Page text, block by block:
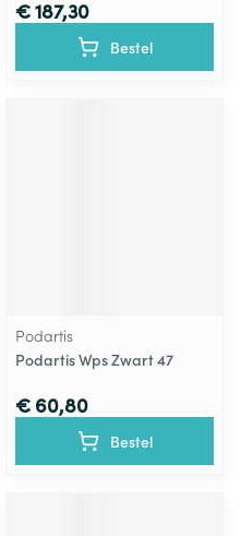
€ 187,30
Bestel
Podartis
Podartis Wps Zwart 47
€ 60,80
Bestel